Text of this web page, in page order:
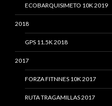
ECOBARQUISIMETO 10K 2019
2018
GPS 11.5K 2018
2017
FORZA FITNNES 10K 2017
RUTA TRAGAMILLAS 2017